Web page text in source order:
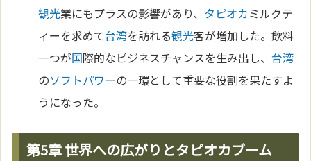
観光業にもプラスの影響があり、 タピオカミルクテ
ィーを求めて台湾を訪れる観光客が増加した。飲料
一つが国際的なビジネスチャンスを生み出し、台湾
のソフトパワーの一環として重要な役割を果たすよ
うになった。
第5章 世界への広がりとタピオカブーム